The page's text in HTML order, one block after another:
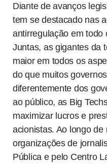
Diante de avanços
tem se destacado nas
antirregulação em todo
Juntas, as gigantes da
maior em todos os
do que muitos
diferentemente dos
ao público, as Big
maximizar lucros e
acionistas. Ao longo de
organizações de
Pública e pelo Centro